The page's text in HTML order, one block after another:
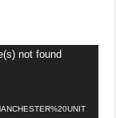
not found